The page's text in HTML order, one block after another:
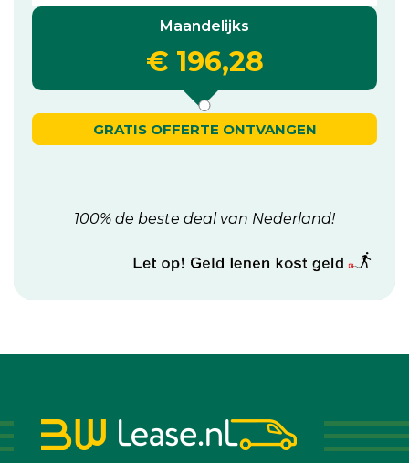
Maandelijks
€ 196,28
GRATIS OFFERTE ONTVANGEN
100% de beste deal van Nederland!